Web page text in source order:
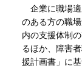
企業に職場適
のある方の職
内の支援体制
るほか、障害
援計画書」に